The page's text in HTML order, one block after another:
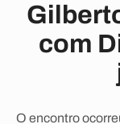
com
O encontro